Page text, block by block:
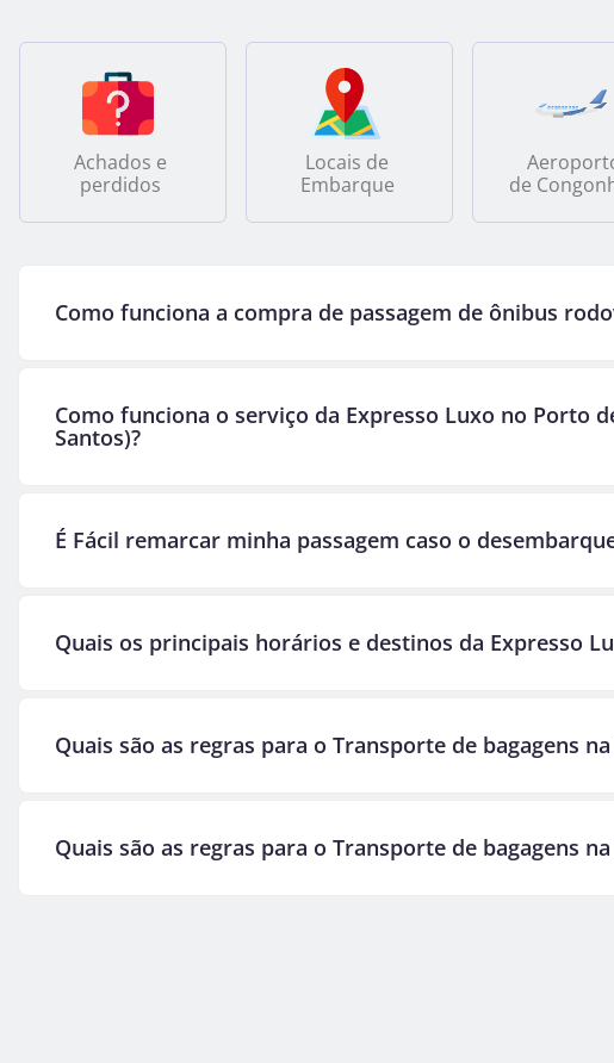
Achados e
perdidos
Locais de
Embarque
de
Como funciona a compra de passagem de ônibus
Como funciona o serviço da Expresso Luxo no Porto
Santos)?
É Fácil remarcar minha passagem caso o
Quais os principais horários e destinos da Expresso
Quais são as regras para o Transporte de bagagens
Quais são as regras para o Transporte de bagagens